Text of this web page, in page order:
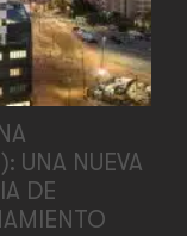
UNA NUEVA
DE